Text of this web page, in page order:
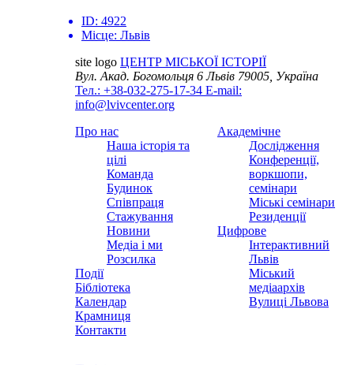
ID: 4922
Місце: Львів
site logo ЦЕНТР МІСЬКОЇ ІСТОРІЇ
Вул. Акад. Богомольця 6Львів 79005, Україна
Тел.: +38-032-275-17-34 E-mail:
info@lvivcenter.org
Про нас
Наша історія та
цілі
Команда
Будинок
Співпраця
Стажування
Новини
Медіа і ми
Розсилка
Події
Бібліотека
Календар
Крамниця
Контакти
Академічне
Дослідження
Конференції,
воркшопи,
семінари
Міські семінари
Резиденції
Цифрове
Інтерактивний
Львів
Міський
медіаархів
Вулиці Львова